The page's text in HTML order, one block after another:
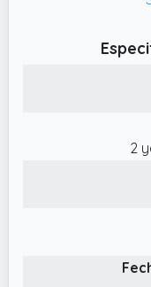
anual (2
✔️ DURACIÓN:
✔️ Los
para
haciendo tu
✔️ INTERIOR:
la semana
2